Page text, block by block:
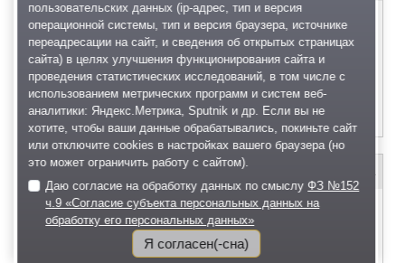
Агентство недвижимости «Одэкс-недвижимость» поможет вам
быстро и качественно решить ваши вопросы, касающиеся
оформления недвижимости. Оформление прав собственности,
наследство, перепланировка, приватизация, представительство
в суде, и многое другое. Звоните! Мы сможем все!
г.Одинцово, Одинцовский район, 1-е Успенское шоссе, д. 1.
8-926-690-24-47
597-66-79 8-903-187-80-40
Агентство недвижимости «ВИАЛЛ»
Все операции с недвижимостью в Одинцово и Одинцовском
районе.
г.Одинцово, ул. Говорова 83
пользовательских данных (ip-адрес, тип и версия
операционной системы, тип и версия браузера, источнике
переадресации на сайт, и сведения об открытых страницах
сайта) в целях улучшения функционирования сайта и
проведения статистических исследований, в том числе с
использованием метрических программ и систем веб-
аналитики: Яндекс.Метрика, Sputnik и др. Если вы не
хотите, чтобы ваши данные обрабатывались, покиньте сайт
или отключите cookies в настройках вашего браузера (но
это может ограничить работу с сайтом).
Даю согласие на обработку данных по смыслуФЗ №152
ч.9 «Согласие субъекта персональных данных на
обработку его персональных данных»
Я согласен(-сна)